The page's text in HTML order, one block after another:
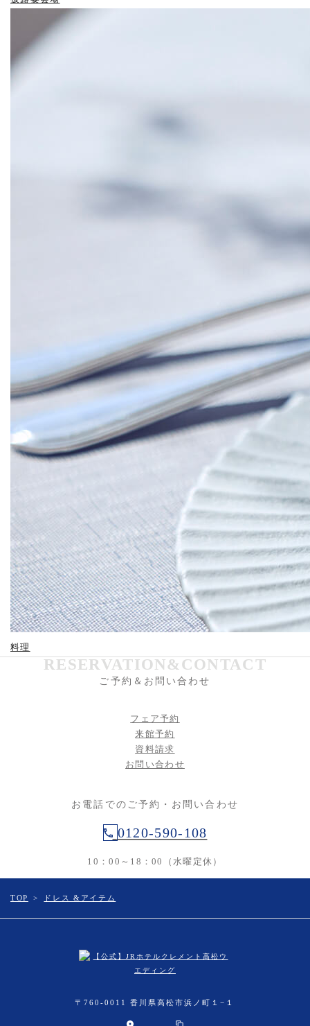
料理
RESERVATION&CONTACT
ご予約＆お問い合わせ
フェア予約
来館予約
資料請求
お問い合わせ
お電話でのご予約・お問い合わせ
0120-590-108
10：00～18：00（水曜定休）
TOP > ドレス &アイテム
〒760-0011 香川県高松市浜ノ町１−１